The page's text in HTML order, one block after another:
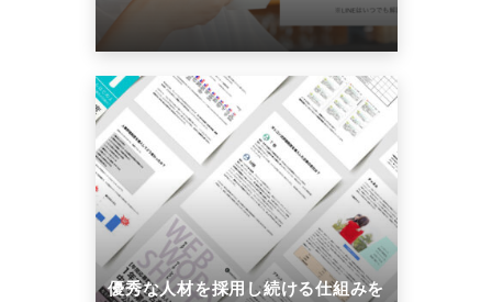
優秀な人材を採用し続ける仕組みを